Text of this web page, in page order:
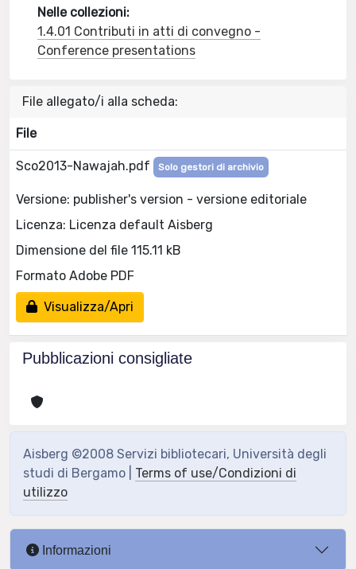
Nelle collezioni:
1.4.01 Contributi in atti di convegno -
Conference presentations
File allegato/i alla scheda:
File
Sco2013-Nawajah.pdf Solo gestori di archivio
Versione: publisher's version - versione editoriale
Licenza: Licenza default Aisberg
Dimensione del file 115.11 kB
Formato Adobe PDF
Visualizza/Apri
Pubblicazioni consigliate
Aisberg ©2008 Servizi bibliotecari, Università degli
studi di Bergamo | Terms of use/Condizioni di
utilizzo
Informazioni